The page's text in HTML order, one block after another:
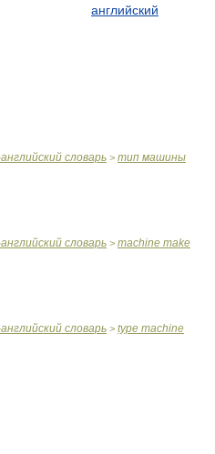
английский
словарь > тип машины
словарь > machine make
словарь > type machine